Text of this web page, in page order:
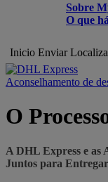
Sobre
O que
Inicio Enviar
Aconselhamento de
O
A DHL Express e as
Juntos para Entregar